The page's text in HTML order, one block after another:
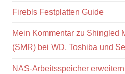
Firebls Festplatten Guide
Mein Kommentar zu Shingled
(SMR) bei WD, Toshiba und
NAS-Arbeitsspeicher